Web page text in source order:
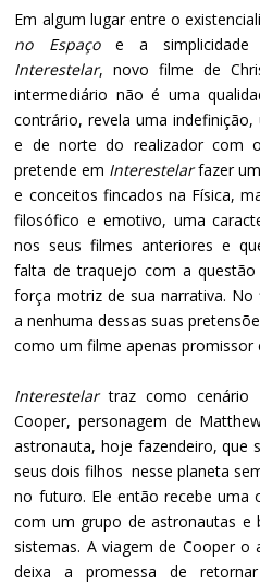
Em algum lugar entre o
no Espaço e a
Interestelar, novo filme de
intermediário não é uma
contrário, revela uma
e de norte do realizador com
pretende em Interestelarfazer
e conceitos fincados na Física,
filosófico e emotivo, uma
nos seus filmes anteriores e
falta de traquejo com a
força motriz de sua narrativa.
a nenhuma dessas suas
como um filme apenas promissor
Interestelartraz como cenário
Cooper, personagem de
astronauta, hoje fazendeiro, que
seus dois filhos nesse planeta
no futuro. Ele então recebe
com um grupo de astronautas e
sistemas. A viagem de Cooper
deixa a promessa de